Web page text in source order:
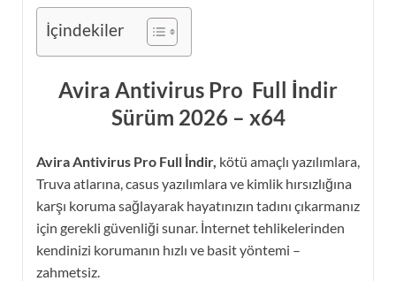
İçindekiler
Avira Antivirus Pro Full İndir
Sürüm 2026 – x64
Avira Antivirus Pro Full İndir, kötü amaçlı yazılımlara,
Truva atlarına, casus yazılımlara ve kimlik hırsızlığına
karşı koruma sağlayarak hayatınızın tadını çıkarmanız
için gerekli güvenliği sunar. İnternet tehlikelerinden
kendinizi korumanın hızlı ve basit yöntemi –
zahmetsiz.